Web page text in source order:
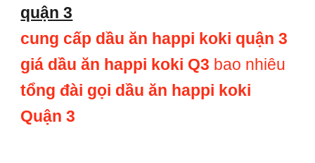
quận 3
cung cấp dầu ăn happi koki quận 3
giá dầu ăn happi koki Q3 bao nhiêu
tổng đài gọi dầu ăn happi koki
Quận 3